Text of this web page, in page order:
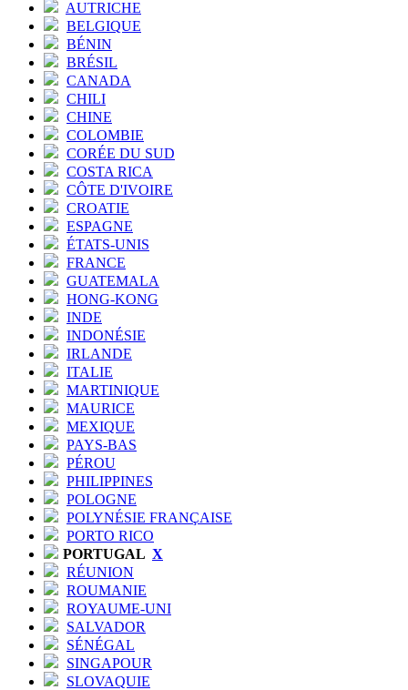
AUTRICHE
BELGIQUE
BÉNIN
BRÉSIL
CANADA
CHILI
CHINE
COLOMBIE
CORÉE DU SUD
COSTA RICA
CÔTE D'IVOIRE
CROATIE
ESPAGNE
ÉTATS-UNIS
FRANCE
GUATEMALA
HONG-KONG
INDE
INDONÉSIE
IRLANDE
ITALIE
MARTINIQUE
MAURICE
MEXIQUE
PAYS-BAS
PÉROU
PHILIPPINES
POLOGNE
POLYNÉSIE FRANÇAISE
PORTO RICO
PORTUGAL X
RÉUNION
ROUMANIE
ROYAUME-UNI
SALVADOR
SÉNÉGAL
SINGAPOUR
SLOVAQUIE